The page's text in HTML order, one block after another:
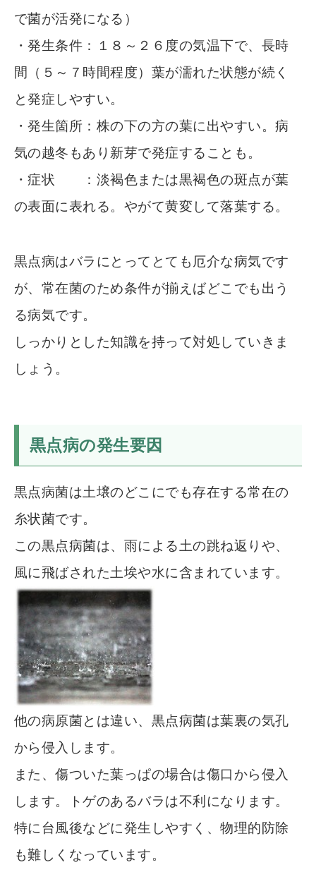
で菌が活発になる）
・発生条件：１８～２６度の気温下で、長時
間（５～７時間程度）葉が濡れた状態が続く
と発症しやすい。
・発生箇所：株の下の方の葉に出やすい。病
気の越冬もあり新芽で発症することも。
・症状 ：淡褐色または黒褐色の斑点が葉
の表面に表れる。やがて黄変して落葉する。
黒点病はバラにとってとても厄介な病気です
が、常在菌のため条件が揃えばどこでも出う
る病気です。
しっかりとした知識を持って対処していきま
しょう。
黒点病の発生要因
黒点病菌は土壌のどこにでも存在する常在の
糸状菌です。
この黒点病菌は、雨による土の跳ね返りや、
風に飛ばされた土埃や水に含まれています。
他の病原菌とは違い、黒点病菌は葉裏の気孔
から侵入します。
また、傷ついた葉っぱの場合は傷口から侵入
します。トゲのあるバラは不利になります。
特に台風後などに発生しやすく、物理的防除
も難しくなっています。